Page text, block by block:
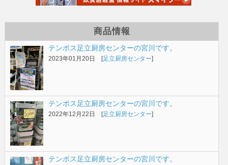
商品情報
テンポス足立厨房センターの宮川です。
2023年01月20日 [足立厨房センター]
テンポス足立厨房センターの宮川です。
2022年12月22日 [足立厨房センター]
テンポス足立厨房センターの宮川です。